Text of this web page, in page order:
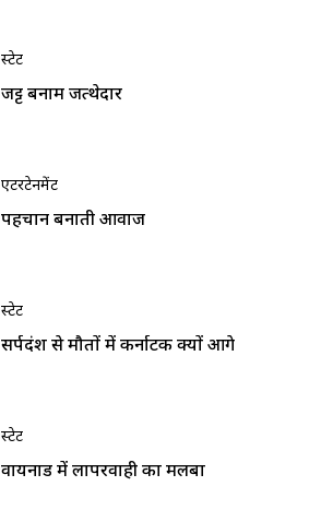
स्टेट
जट्ट बनाम जत्थेदार
एंटरटेनमेंट
पहचान बनाती आवाज
स्टेट
सर्पदंश से मौतों में कर्नाटक क्यों आगे
स्टेट
वायनाड में लापरवाही का मलबा